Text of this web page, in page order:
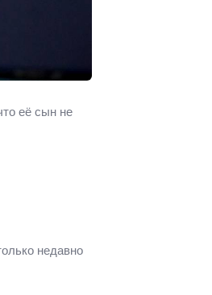
её сын не
недавно